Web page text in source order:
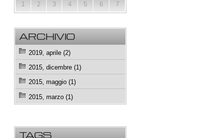
1 2 3 4 5 6 7
ARCHIVIO
2019, aprile (2)
2015, dicembre (1)
2015, maggio (1)
2015, marzo (1)
TAGS